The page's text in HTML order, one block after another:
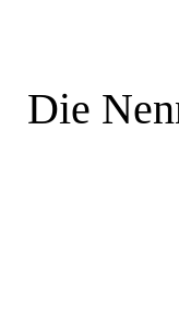
Die